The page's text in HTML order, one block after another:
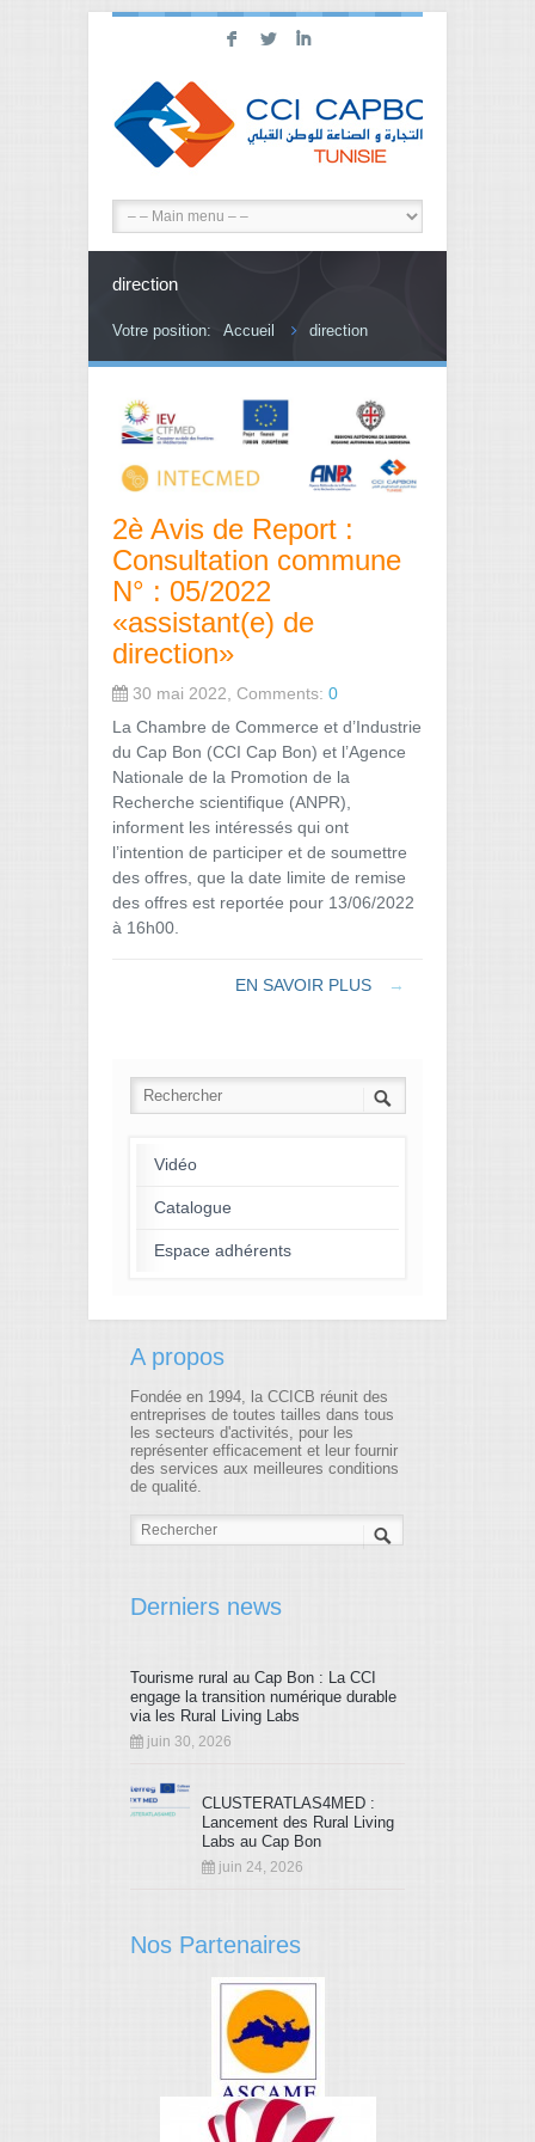
F L I
direction
Votre position: Accueil direction
2è Avis de Report :
Consultation commune
N° : 05/2022
«assistant(e) de
direction»
30 mai 2022, Comments: 0
La Chambre de Commerce et d’Industrie
du Cap Bon (CCI Cap Bon) et l’Agence
Nationale de la Promotion de la
Recherche scientifique (ANPR),
informent les intéressés qui ont
l’intention de participer et de soumettre
des offres, que la date limite de remise
des offres est reportée pour 13/06/2022
à 16h00.
EN SAVOIR PLUS →
Vidéo
Catalogue
Espace adhérents
A propos
Fondée en 1994, la CCICB réunit des
entreprises de toutes tailles dans tous
les secteurs d'activités, pour les
représenter efficacement et leur fournir
des services aux meilleures conditions
de qualité.
Derniers news
Tourisme rural au Cap Bon : La CCI
engage la transition numérique durable
via les Rural Living Labs
juin 30, 2026
CLUSTERATLAS4MED :
Lancement des Rural Living
Labs au Cap Bon
juin 24, 2026
Nos Partenaires